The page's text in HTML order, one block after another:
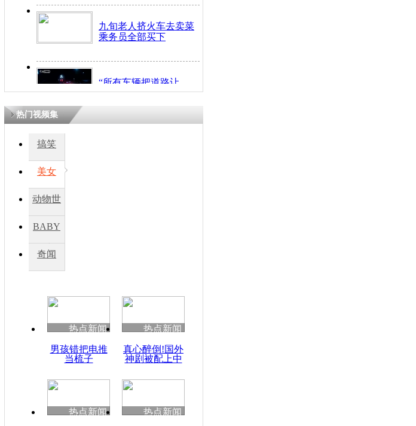
九旬老人挤火车去卖菜
乘务员全部买下
“所有车辆把道路让
开！”儿童突发疾病交
因
度苗族花山节
魂
热门视频集
搞笑
美女
动物世
BABY
秀
奇闻
热点新闻
男孩错把电推
当梳子
热点新闻
真心醉倒!国外
神剧被配上中
热点新闻
热点新闻